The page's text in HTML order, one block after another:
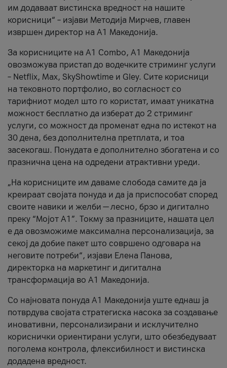
им додаваат вистинска вредност на нашите
корисници“ – изјави Методија Мирчев, главен
извршен директор на А1 Македонија.
За корисниците на A1 Combo, А1 Македонија
овозможува пристап до водечките стриминг услуги
– Netflix, Max, SkyShowtime и Gley. Сите корисници
на тековното портфолио, во согласност со
тарифниот модел што го користат, имаат уникатна
можност бесплатно да изберат до 2 стриминг
услуги, со можност да променат една по истекот на
30 дена, без дополнителна претплата, и тоа
засекогаш. Понудата е дополнително збогатена и со
празнична цена на одредени атрактивни уреди.
„На корисниците им даваме слобода самите да ја
креираат својата понуда и да ја приспособат според
своите навики и желби — лесно, брзо и дигитално
преку “Мојот А1”. Токму за празниците, нашата цел
е да овозможиме максимална персонализација, за
секој да добие пакет што совршено одговара на
неговите потреби“, изјави Елена Панова,
директорка на маркетинг и дигитална
трансформација во А1 Македонија.
Со најновата понуда А1 Македонија уште еднаш ја
потврдува својата стратегиска насока за создавање
иновативни, персонализирани и исклучително
кориснички ориентирани услуги, што обезбедуваат
поголема контрола, флексибилност и вистинска
додадена вредност.